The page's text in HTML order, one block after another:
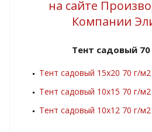
Тент садовый 70
Тент садовый 15х20 70 г/м2
Тент садовый 10х15 70 г/м2
Тент садовый 10х12 70 г/м2